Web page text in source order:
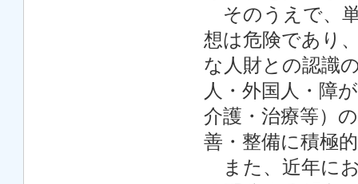
そのうえで、
想は危険であり
な人財との認識
人・外国人・障
介護・治療等）
善・整備に積極
また、近年に